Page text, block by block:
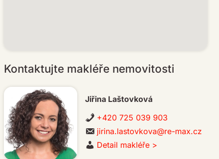
Kontaktujte makléře nemovitosti
Jiřina Laštovková
+420 725 039 903
jirina.lastovkova@re-max.cz
Detail makléře >